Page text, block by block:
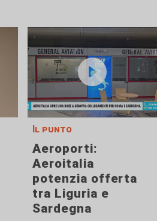
Il punto
Aeroporti:
Aeroitalia
potenzia offerta
tra Liguria e
Sardegna